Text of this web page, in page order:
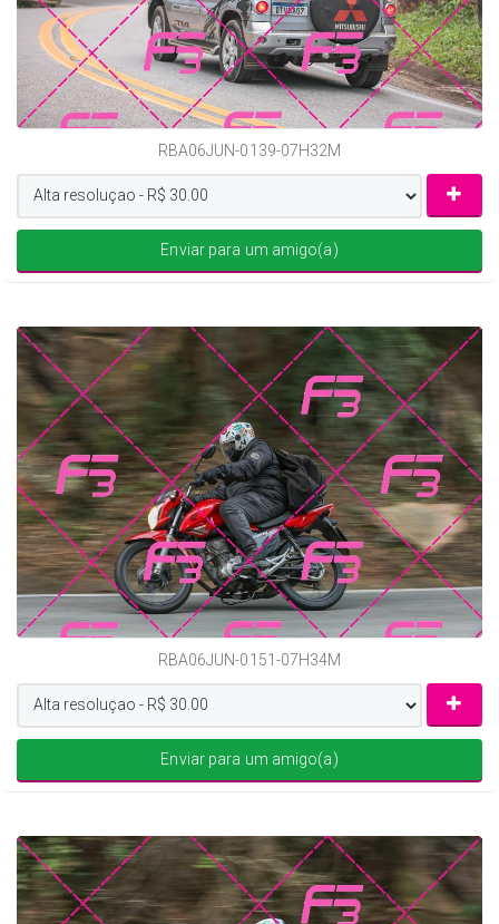
RBA06JUN-0139-07H32M
Enviar para um amigo(a)
RBA06JUN-0151-07H34M
Enviar para um amigo(a)